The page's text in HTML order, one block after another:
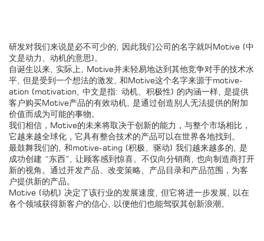
研发对我们来说是必不可少的, 因此我们公司的名字就叫Motive (中
文是动力、动机的意思)。
自诞生以来, 实际上, Motive并未轻易地达到其他竞争对手的技术水
平, 但是受到一个想法的激发, 和Motive这个名字来源于motive-
ation (motivation, 中文是指: 动机、积极性) 的内涵一样, 是提供
客户购买Motive产品的有效动机, 是通过创造别人无法提供的附加
价值而成为可能的事物。
我们相信，Motive的未来将取决于创新的能力，与整个市场相比，
它越来越全球化，它具有整合技术的产品可以在世界各地找到。
最鼓舞我们的, 和motive-ating (积极、驱动) 我们越来越多的, 是
成功创建 “东西”, 让顾客感到惊喜。不仅向分销商, 也向制造商打开
新的视角。通过开发产品、改变策略、产品目录和产品范围，为客
户提供新的产品。
Motive (动机) 决定了该行业的发展速度, 但它将进一步发展, 以在
各个领域获得新客户的信心, 以便他们也能驾驭其创新浪潮。